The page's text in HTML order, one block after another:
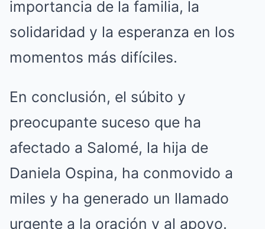
importancia de la familia, la
solidaridad y la esperanza en los
momentos más difíciles.
En conclusión, el súbito y
preocupante suceso que ha
afectado a Salomé, la hija de
Daniela Ospina, ha conmovido a
miles y ha generado un llamado
urgente a la oración y al apoyo.